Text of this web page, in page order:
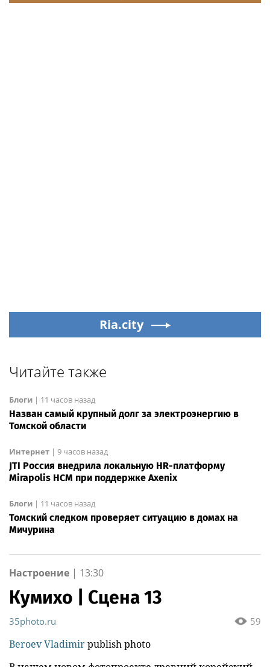
Ria.city
Читайте также
Блоги | 11 часов назад
Назван самый крупный долг за электроэнергию в
Томской области
Интернет | 9 часов назад
JTI Россия внедрила локальную HR-платформу
Mirapolis HCM при поддержке Axenix
Блоги | 11 часов назад
Томский следком проверяет ситуацию в домах на
Мичурина
Настроение | 13:30
Кумихо | Сцена 13
59
35photo.ru
Beroev Vladimirpublish photo